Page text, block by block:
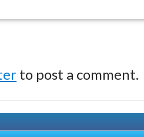
to post a comment.